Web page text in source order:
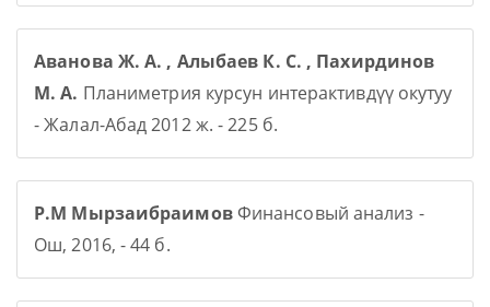
Аванова Ж. А. , Алыбаев К. С. , Пахирдинов
М. А. Планиметрия курсун интерактивдүү окутуу
- Жалал-Абад 2012 ж. - 225 б.
Р.М МырзаибраимовФинансовый анализ -
Ош, 2016, - 44 б.